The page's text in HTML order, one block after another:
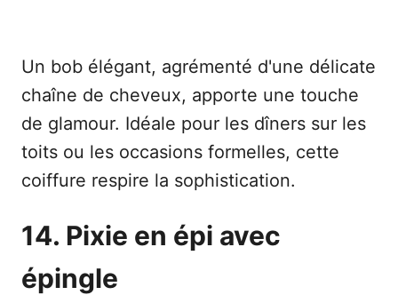
Un bob élégant, agrémenté d'une délicate
chaîne de cheveux, apporte une touche
de glamour. Idéale pour les dîners sur les
toits ou les occasions formelles, cette
coiffure respire la sophistication.
14. Pixie en épi avec
épingle